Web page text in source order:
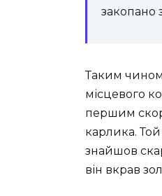
закопано
Таким чином
місцевого
першим
карлика.
знайшов
він вкрав